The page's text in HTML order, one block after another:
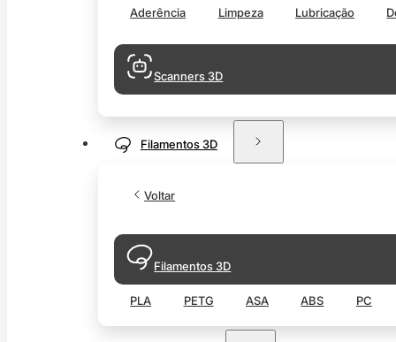
Aderência Limpeza Lubricação
Scanners 3D
Filamentos 3D
Voltar
Filamentos 3D
PLA PETG ASA ABS PC